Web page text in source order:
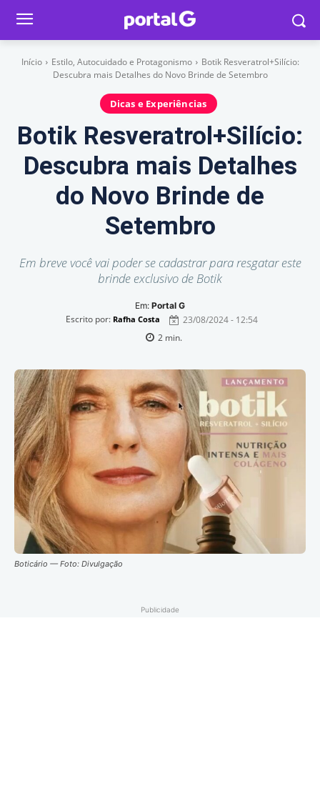
Início Estilo, Autocuidado e Protagonismo
Botik Resveratrol+Silício:
Descubra mais Detalhes do Novo Brinde de Setembro
Dicas e Experiências
Botik Resveratrol+Silício:
Descubra mais Detalhes
do Novo Brinde de
Setembro
Em breve você vai poder se cadastrar para resgatar este
brinde exclusivo de Botik
Em: Portal G
Escrito por: Rafha Costa
23/08/2024 - 12:54
2min.
Boticário — Foto: Divulgação
Publicidade